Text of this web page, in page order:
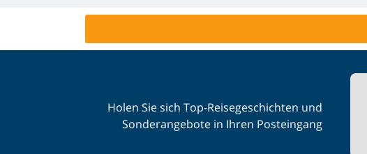
Holen Sie sich Top-Reisegeschichten und
Sonderangebote in Ihren Posteingang